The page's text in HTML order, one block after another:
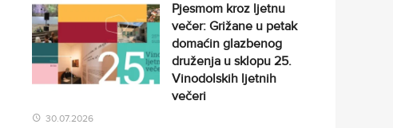
Pjesmom kroz ljetnu
večer: Grižane u petak
domaćin glazbenog
druženja u sklopu 25.
Vinodolskih ljetnih
večeri
30.07.2026